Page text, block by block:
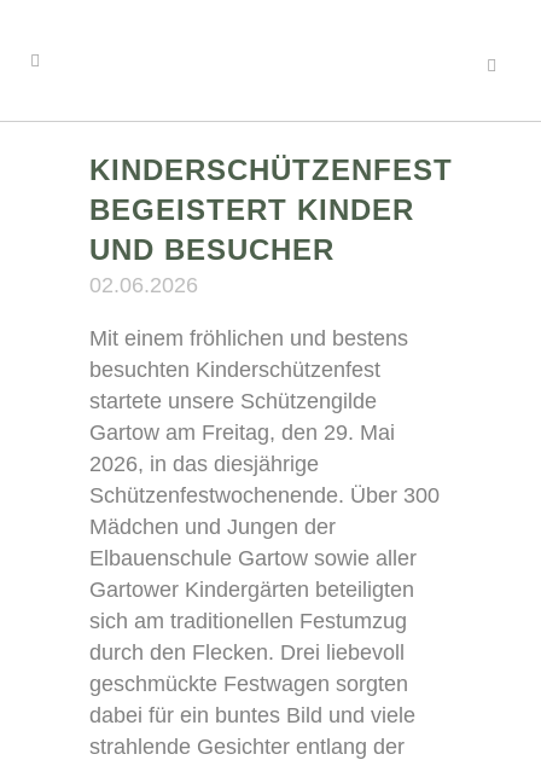
KINDERSCHÜTZENFEST
BEGEISTERT KINDER
UND BESUCHER
02.06.2026
Mit einem fröhlichen und bestens
besuchten Kinderschützenfest
startete unsere Schützengilde
Gartow am Freitag, den 29. Mai
2026, in das diesjährige
Schützenfestwochenende. Über 300
Mädchen und Jungen der
Elbauenschule Gartow sowie aller
Gartower Kindergärten beteiligten
sich am traditionellen Festumzug
durch den Flecken. Drei liebevoll
geschmückte Festwagen sorgten
dabei für ein buntes Bild und viele
strahlende Gesichter entlang der